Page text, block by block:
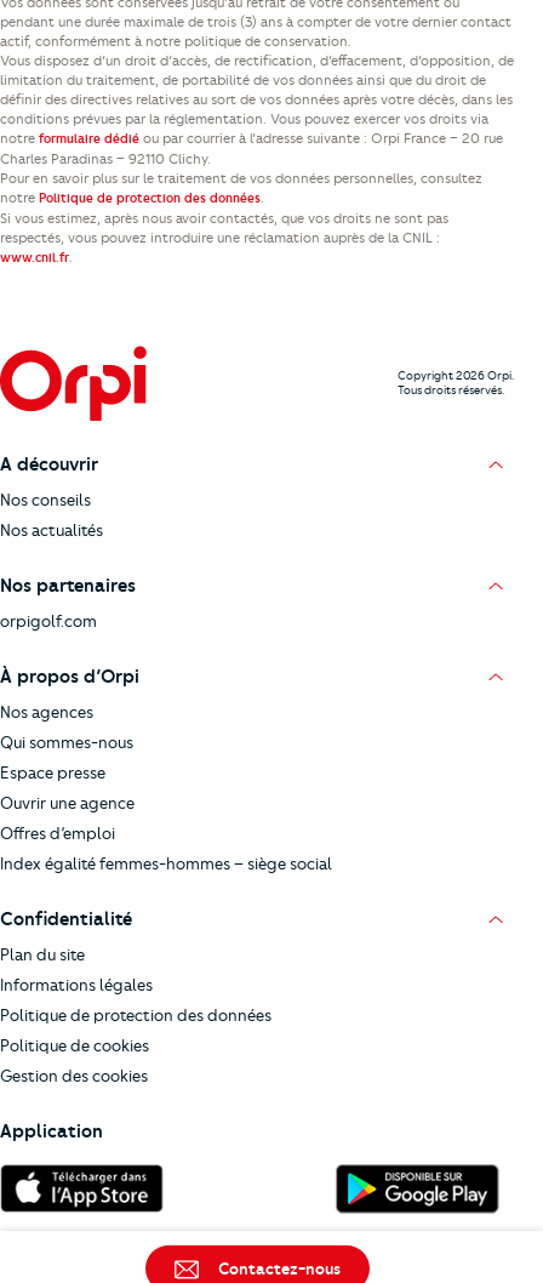
pendant une durée maximale de trois (3) ans à compter de votre dernier contact
actif, conformément à notre politique de conservation.
Vous disposez d’un droit d’accès, de rectification, d’effacement, d’opposition, de
limitation du traitement, de portabilité de vos données ainsi que du droit de
définir des directives relatives au sort de vos données après votre décès, dans les
conditions prévues par la réglementation. Vous pouvez exercer vos droits via
notre formulaire dédié ou par courrier à l’adresse suivante : Orpi France – 20 rue
Charles Paradinas – 92110 Clichy.
Pour en savoir plus sur le traitement de vos données personnelles, consultez
notre Politique de protection des données.
Si vous estimez, après nous avoir contactés, que vos droits ne sont pas
respectés, vous pouvez introduire une réclamation auprès de la CNIL :
www.cnil.fr.
Copyright 2026 Orpi.
Tous droits réservés.
A découvrir
Nos conseils
Nos actualités
Nos partenaires
orpigolf.com
À propos d’Orpi
Nos agences
Qui sommes-nous
Espace presse
Ouvrir une agence
Offres d’emploi
Index égalité femmes-hommes – siège social
Confidentialité
Plan du site
Informations légales
Politique de protection des données
Politique de cookies
Gestion des cookies
Application
Contactez-nous